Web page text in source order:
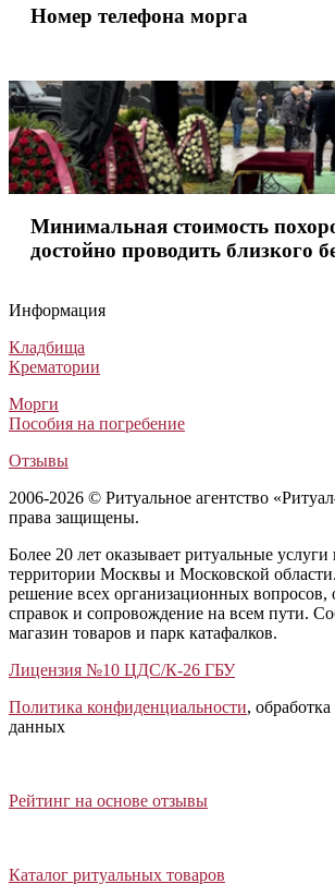
Номер телефона морга
Минимальная стоимость похорон: как
Минимальная стоимость
достойно проводить близкого
Информация
Кладбища
Крематории
Морги
Пособия на погребение
Отзывы
2006-2026 © Ритуальное агентство
права защищены.
Более 20 лет оказывает ритуальные
территории Москвы и Московской
решение всех организационных вопросов,
справок и сопровождение на всем пути.
магазин товаров и парк катафалков.
Лицензия №10 ЦДС/К-26 ГБУ
Политика конфиденциальности,
данных
Рейтинг на основе отзывы
Каталог ритуальных товаров